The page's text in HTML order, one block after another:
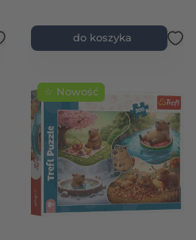
do koszyka
☆ Nowość